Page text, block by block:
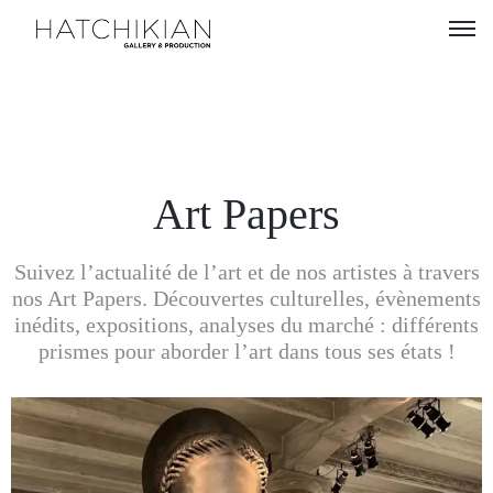
Visitez
notre
Art
Lire
notre
Magazine
Art Papers
Suivez l’actualité de l’art et de nos artistes à travers
nos Art Papers. Découvertes culturelles, évènements
inédits, expositions, analyses du marché : différents
prismes pour aborder l’art dans tous ses états !